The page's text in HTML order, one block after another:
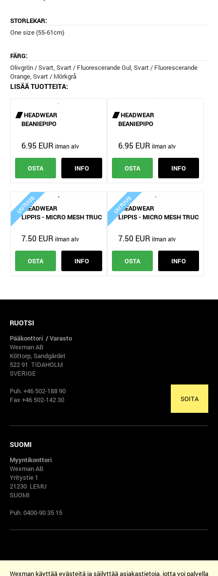
STORLEKAR:
One size (55-61cm)
FÄRG:
Olivgrön / Svart, Svart / Fluorescerande Gul, Svart / Fluorescerande
Orange, Svart / Mörkgrå
LISÄÄ TUOTTEITA:
HEADWEAR
BEANIEPIPO
6.95 EUR
OSTA INFO
HEADWEAR
BEANIEPIPO
6.95 EUR
OSTA INFO
UUTUUS
HEADWEAR
LIPPIS - MICRO MESH TRUCKER
7.50 EUR
OSTA INFO
UUTUUS
HEADWEAR
LIPPIS - MICRO MESH TRUCKER
7.50 EUR
OSTA INFO
RUOTSI
Pääkonttori / Varasto
Wexman AB
Köttorp, Sandgärdet
522 91 TIDAHOLM
SVERIGE
Puh. +46 502-188 90
Fax +46 502-142 30
SOITA
SUOMI
Myyntikonttori
Wexman AB
Yritystie 1
21230 LEMU
SUOMI
Puh. 0400-90 35 15
Wexman käyttää evästeitä ja säilyttää asiakastietoja, jotta voi palvella